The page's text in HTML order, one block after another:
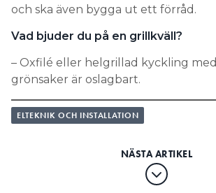
och ska även bygga ut ett förråd.
Vad bjuder du på en grillkväll?
– Oxfilé eller helgrillad kyckling
grönsaker är oslagbart.
ELTEKNIK OCH INSTALLATION